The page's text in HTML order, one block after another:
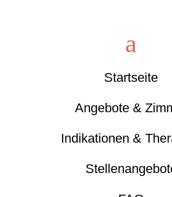
a
Startseite
Angebote &
Indikationen &